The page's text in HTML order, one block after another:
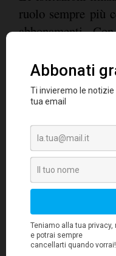
ruolo sempre più
abbonamenti.
servizi
maggiore
affidandosi
72% degli
tutti gli
Questa
generazioni, con
Millennials, il
Boomers
che
significativo
maggiormente